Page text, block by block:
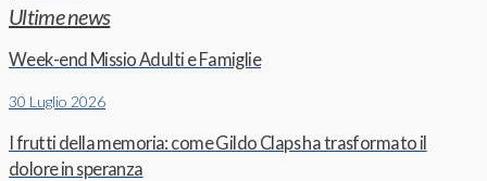
Ultime news
Week-end Missio Adulti e Famiglie
30 Luglio 2026
I frutti della memoria: come Gildo Claps ha trasformato il
dolore in speranza